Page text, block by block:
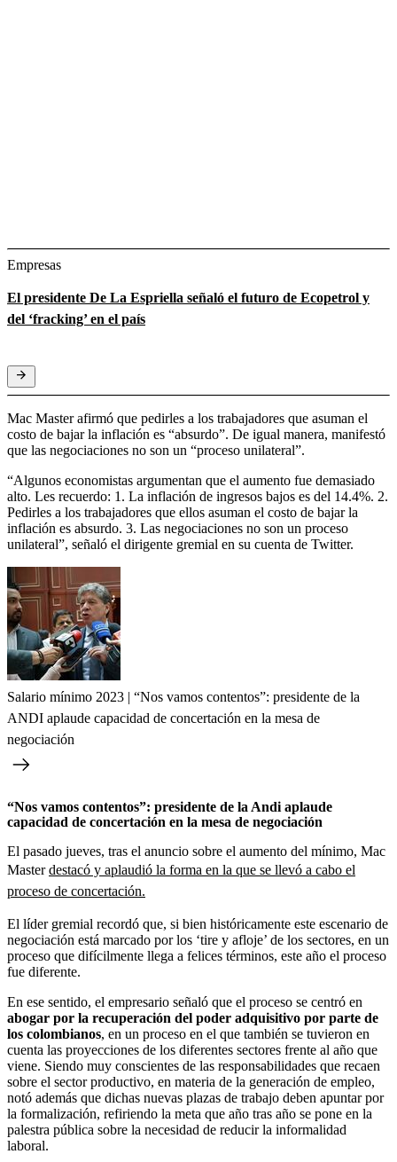
Empresas
El presidente De La Espriella señaló el futuro de Ecopetrol y
del ‘fracking’ en el país
Mac Master afirmó que pedirles a los trabajadores que asuman el
costo de bajar la inflación es “absurdo”. De igual manera, manifestó
que las negociaciones no son un “proceso unilateral”.
“Algunos economistas argumentan que el aumento fue demasiado
alto. Les recuerdo: 1. La inflación de ingresos bajos es del 14.4%. 2.
Pedirles a los trabajadores que ellos asuman el costo de bajar la
inflación es absurdo. 3. Las negociaciones no son un proceso
unilateral”, señaló el dirigente gremial en su cuenta de Twitter.
Salario mínimo 2023 | “Nos vamos contentos”: presidente de la
ANDI aplaude capacidad de concertación en la mesa de
negociación
“Nos vamos contentos”: presidente de la Andi aplaude
capacidad de concertación en la mesa de negociación
El pasado jueves, tras el anuncio sobre el aumento del mínimo, Mac
Masterdestacó y aplaudió la forma en la que se llevó a cabo el
proceso de concertación.
El líder gremial recordó que, si bien históricamente este escenario de
negociación está marcado por los ‘tire y afloje’ de los sectores, en un
proceso que difícilmente llega a felices términos, este año el proceso
fue diferente.
En ese sentido, el empresario señaló que el proceso se centró en
abogar por la recuperación del poder adquisitivo por parte de
los colombianos, en un proceso en el que también se tuvieron en
cuenta las proyecciones de los diferentes sectores frente al año que
viene. Siendo muy conscientes de las responsabilidades que recaen
sobre el sector productivo, en materia de la generación de empleo,
notó además que dichas nuevas plazas de trabajo deben apuntar por
la formalización, refiriendo la meta que año tras año se pone en la
palestra pública sobre la necesidad de reducir la informalidad
laboral.